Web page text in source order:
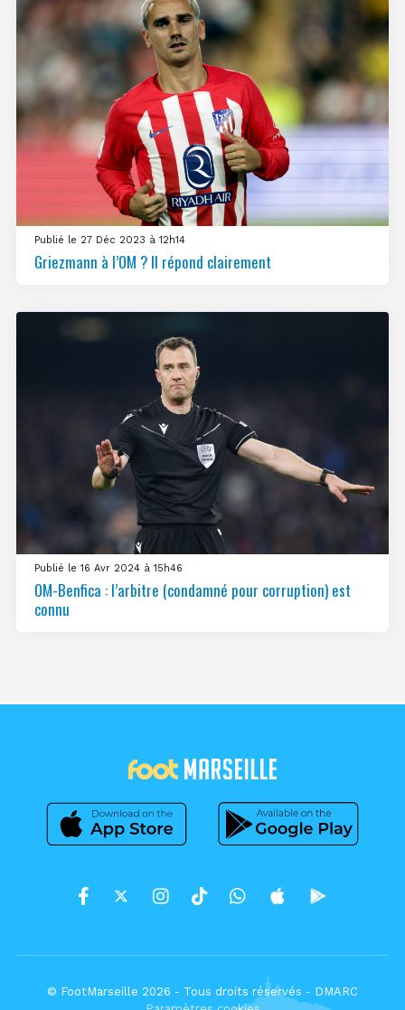
Publié le 27 Déc 2023 à 12h14
Griezmann à l’OM ? Il répond clairement
Publié le 16 Avr 2024 à 15h46
OM-Benfica : l’arbitre (condamné pour corruption) est
connu
© FootMarseille 2026 - Tous droits réservés - DMARC